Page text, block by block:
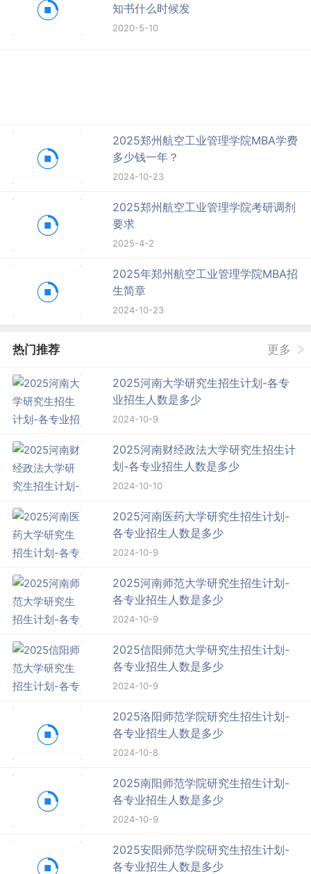
知书什么时候发
2020-5-10
2025郑州航空工业管理学院MBA学费
多少钱一年？
2024-10-23
2025郑州航空工业管理学院考研调剂
要求
2025-4-2
2025年郑州航空工业管理学院MBA招
生简章
2024-10-23
热门推荐 更多
2025河南大学研究生招生计划-各专
业招生人数是多少
2024-10-9
2025河南财经政法大学研究生招生计
划-各专业招生人数是多少
2024-10-10
2025河南医药大学研究生招生计划-
各专业招生人数是多少
2024-10-9
2025河南师范大学研究生招生计划-
各专业招生人数是多少
2024-10-9
2025信阳师范大学研究生招生计划-
各专业招生人数是多少
2024-10-9
2025洛阳师范学院研究生招生计划-
各专业招生人数是多少
2024-10-8
2025南阳师范学院研究生招生计划-
各专业招生人数是多少
2024-10-9
2025安阳师范学院研究生招生计划-
各专业招生人数是多少